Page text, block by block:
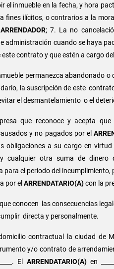
el inmueble en la fecha, y hora
ilícitos, o contrarios a la
ARRENDADOR; 7. La no
cuando se haya
contrato y que estén a cargo del
permanezca abandonado
la suscripción de este
el desmantelamiento o el
que reconoce y acepta
y no pagados por el
obligaciones a su cargo en
cualquier otra suma de
el periodo del
por el ARRENDATARIO(A)con la
conocen las consecuencias
directa y personalmente.
contractual la ciudad de
y/o contrato de
El ARRENDATARIO(A)en